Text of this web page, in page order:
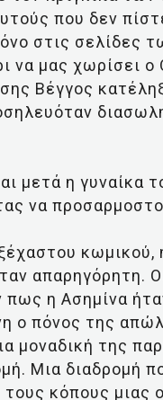
που δεν
στις σελίδες
να μας χωρίσει ο
Βέγγος
μετά η γυναίκα
να
κωμικού,
απαρηγόρητη.
η Ασημίνα
ο πόνος της
μοναδική της
Μια διαδρομή
κόπους μιας